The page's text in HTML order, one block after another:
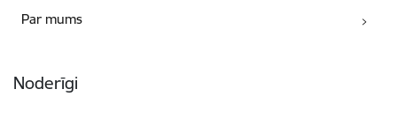
Par mums
Noderīgi